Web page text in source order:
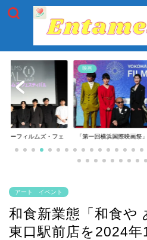
アーフィルムズ・フェ
映画
「第一回横浜国際映画祭」
アート イベント
和食新業態「和食や
東口駅前店を2024